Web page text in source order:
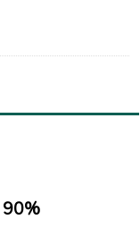
90%